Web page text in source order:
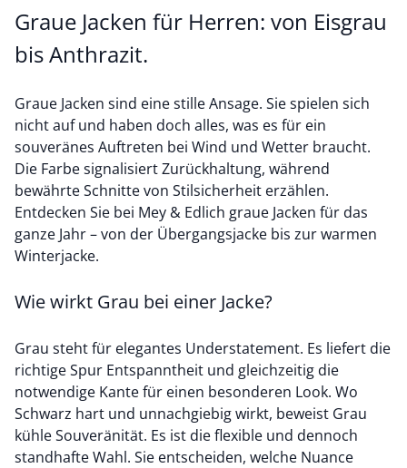
Graue Jacken für Herren: von Eisgrau
bis Anthrazit.
Graue Jacken sind eine stille Ansage. Sie spielen sich
nicht auf und haben doch alles, was es für ein
souveränes Auftreten bei Wind und Wetter braucht.
Die Farbe signalisiert Zurückhaltung, während
bewährte Schnitte von Stilsicherheit erzählen.
Entdecken Sie bei Mey & Edlich graue Jacken für das
ganze Jahr – von der Übergangsjacke bis zur warmen
Winterjacke.
Wie wirkt Grau bei einer Jacke?
Grau steht für elegantes Understatement. Es liefert die
richtige Spur Entspanntheit und gleichzeitig die
notwendige Kante für einen besonderen Look. Wo
Schwarz hart und unnachgiebig wirkt, beweist Grau
kühle Souveränität. Es ist die flexible und dennoch
standhafte Wahl. Sie entscheiden, welche Nuance